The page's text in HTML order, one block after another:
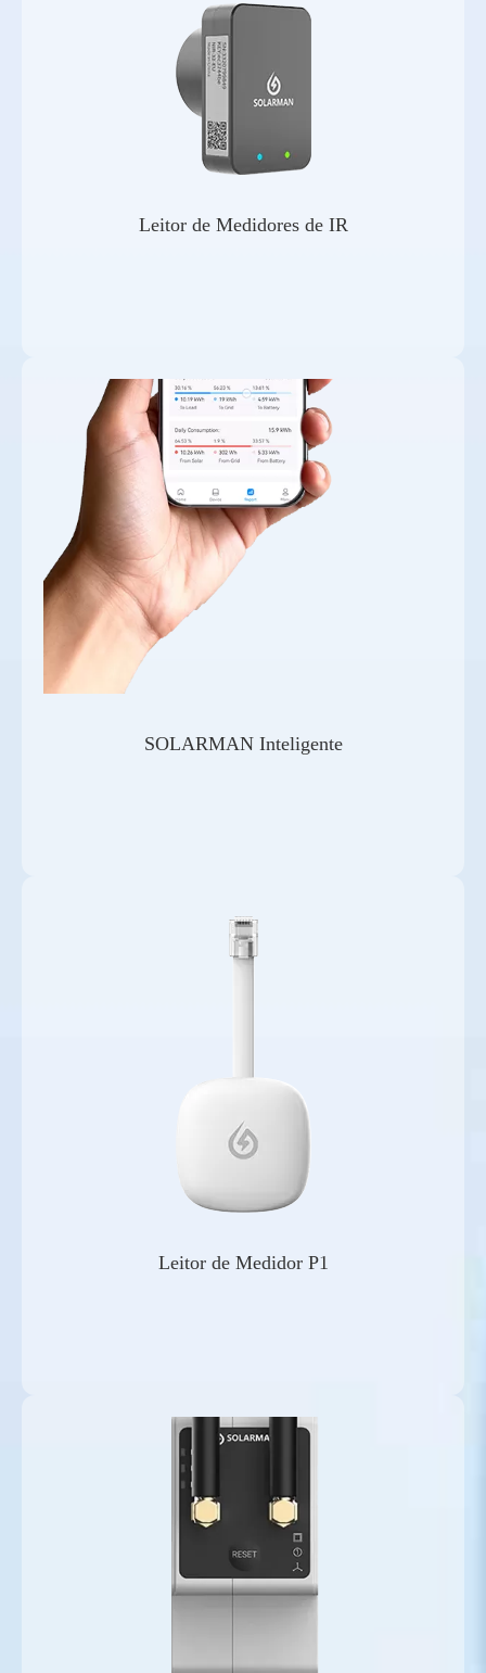
Leitor de Medidores de IR
SOLARMAN Inteligente
Leitor de Medidor P1